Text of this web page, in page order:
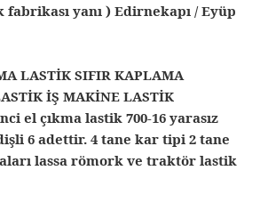
fabrikası yanı ) Edirnekapı / Eyüp
LASTİK SIFIR KAPLAMA
İŞ MAKİNE LASTİK
el çıkma lastik 700-16 yarasız
6 adettir. 4 tane kar tipi 2 tane
lassa römork ve traktör lastik